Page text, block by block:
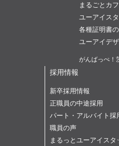
まるごとカ
ユーアイス
各種証明書
ユーアイデ
がんばっぺ
採用情報
新卒採用情報
正職員の中途採用
パート・アルバイト採
職員の声
まるっとユーアイスタ